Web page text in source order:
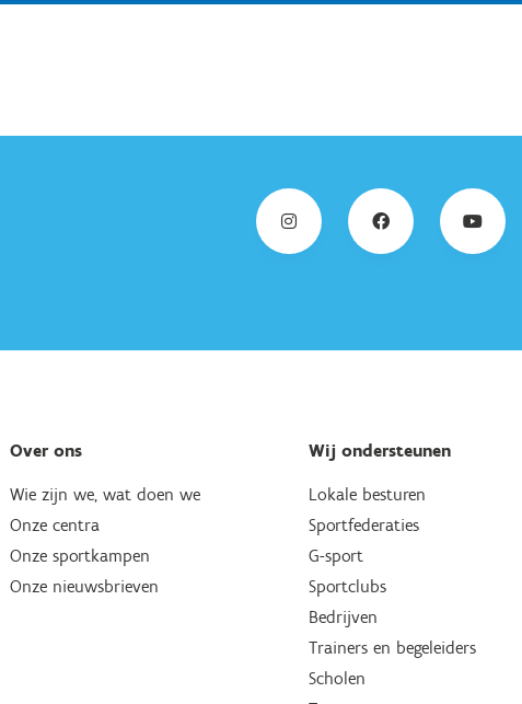
Over ons
Wie zijn we, wat doen we
Onze centra
Onze sportkampen
Onze nieuwsbrieven
Wij ondersteunen
Lokale besturen
Sportfederaties
G-sport
Sportclubs
Bedrijven
Trainers en begeleiders
Scholen